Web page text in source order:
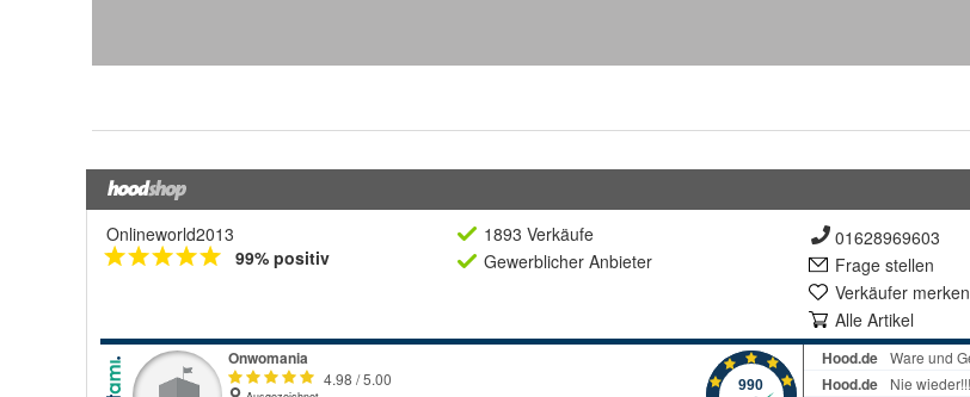
Onlineworld2013
99% positiv
1893 Verkäufe
Gewerblicher Anbieter
01628969603
Frage stellen
Verkäufer merken
Alle Artikel